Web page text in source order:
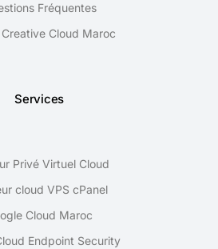
Fréquentes
Cloud Maroc
Services
Privé Virtuel Cloud
cloud VPS cPanel
Cloud Maroc
Endpoint Security